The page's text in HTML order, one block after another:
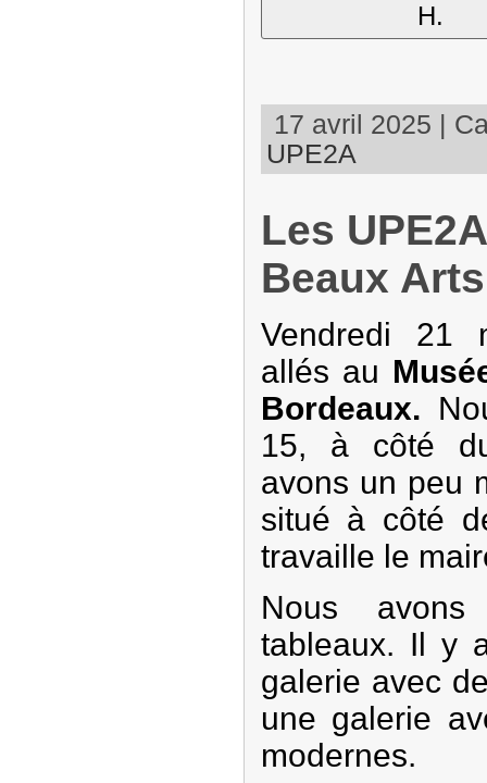
H.
17 avril 2025 |
UPE2A
Les
Beaux
Vendredi 21
allés au
Bordeaux.
15, à côté
avons un peu
situé à côté
travaille le
Nous
tableaux. Il y
galerie avec
une galerie
modernes.